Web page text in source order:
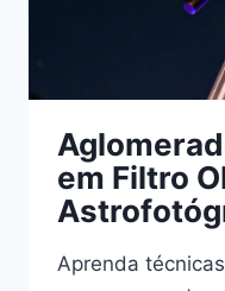
em Filtro
Aprenda